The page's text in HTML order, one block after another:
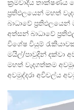
ක්‍රමවාදීය තාක්ෂණය
ප්‍රතිඵලයෙන් මහත්
බාධාවේ
අත්සන් බාධාවේ
විශේෂ වියුම්
මයිල්/පාවුදින් දක්වා
මහත් වැදගත්කම
අවමුද්දරා අවිචල්ය